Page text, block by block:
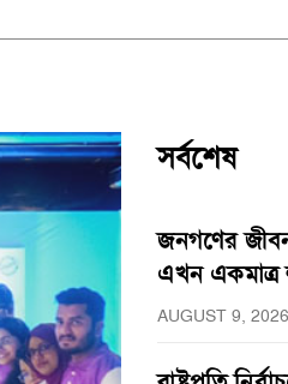
সর্বশেষ
জনগণের
এখন একমাত্র
AUGUST 9, 2026